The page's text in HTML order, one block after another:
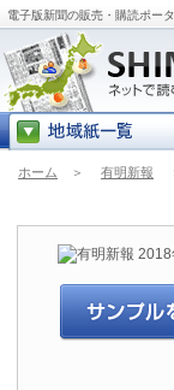
電子版新聞の販売・購読ポー
ホーム ＞ 有明新報